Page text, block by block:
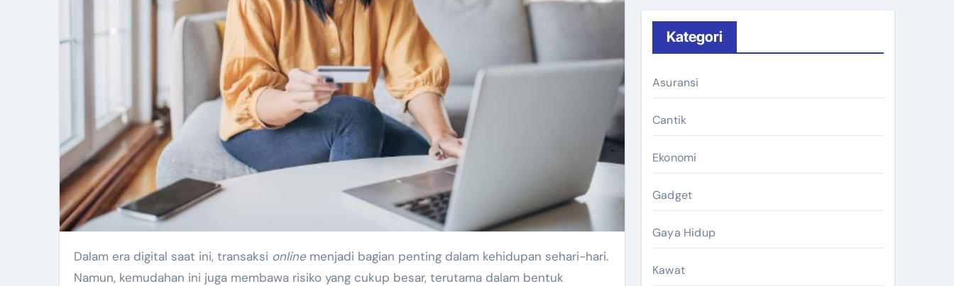
Dalam era digital saat ini, transaksi onlinemenjadi bagian penting dalam kehidupan sehari-hari.
Namun, kemudahan ini juga membawa risiko yang cukup besar, terutama dalam bentuk
Kategori
Asuransi
Cantik
Ekonomi
Gadget
Gaya Hidup
Kawat